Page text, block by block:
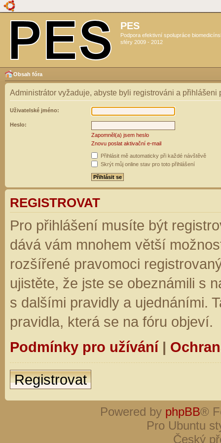
PES
Podpora efektivní spolupráce
sféry 2009 - 2012
Obsah fóra
Administrátor vyžaduje, abyste byli registrováni a přihlášeni
Uživatelské jméno:
Heslo:
Zapomněl(a) jsem heslo
Znovu poslat aktivační e-mail
Přihlásit mě automaticky při každé návštěvě
Skrýt můj online stav pro toto přihlášení
REGISTROVAT
Pro přihlášení musíte být
dává vám mnohem větší
rozšířené pravomoci
ujistěte, že jste se obeznámili s
s dalšími pravidly a ujednáními.
pravidla, která se na fóru objeví.
Podmínky pro užívání|
Registrovat
Powered by phpBB®
Pro Ubuntu
Český